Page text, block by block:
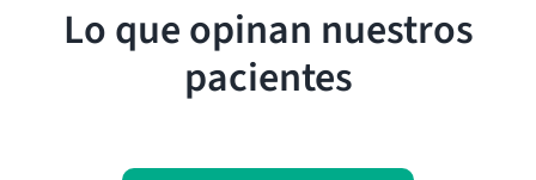
Lo que opinan nuestros
pacientes